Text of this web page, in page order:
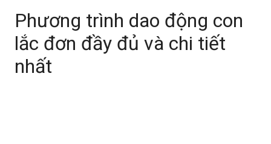
Phương trình dao động con
lắc đơn đầy đủ và chi tiết
nhất